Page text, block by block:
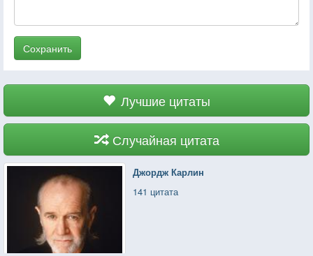
Сохранить
Лучшие цитаты
Случайная цитата
Джордж Карлин
141 цитата